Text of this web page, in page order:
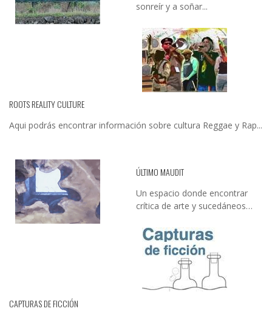
sonreír y a soñar...
ROOTS REALITY CULTURE
Aqui podrás encontrar información sobre cultura Reggae y Rap...
ÚLTIMO MAUDIT
Un espacio donde encontrar
crítica de arte y sucedáneos…
CAPTURAS DE FICCIÓN